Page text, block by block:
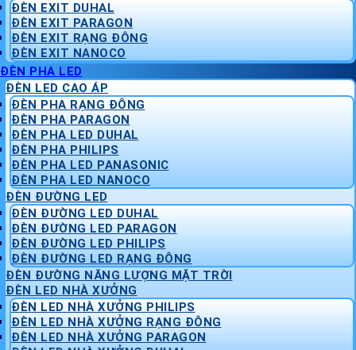
ĐÈN EXIT DUHAL
ĐÈN EXIT PARAGON
ĐÈN EXIT RẠNG ĐÔNG
ĐÈN EXIT NANOCO
ĐÈN PHA LED
ĐÈN LED CAO ÁP
ĐÈN PHA RẠNG ĐÔNG
ĐÈN PHA PARAGON
ĐÈN PHA LED DUHAL
ĐÈN PHA PHILIPS
ĐÈN PHA LED PANASONIC
ĐÈN PHA LED NANOCO
ĐÈN ĐƯỜNG LED
ĐÈN ĐƯỜNG LED DUHAL
ĐÈN ĐƯỜNG LED PARAGON
ĐÈN ĐƯỜNG LED PHILIPS
ĐÈN ĐƯỜNG LED RẠNG ĐÔNG
ĐÈN ĐƯỜNG NĂNG LƯỢNG MẶT TRỜI
ĐÈN LED NHÀ XƯỞNG
ĐÈN LED NHÀ XƯỞNG PHILIPS
ĐÈN LED NHÀ XƯỞNG RẠNG ĐÔNG
ĐÈN LED NHÀ XƯỞNG PARAGON